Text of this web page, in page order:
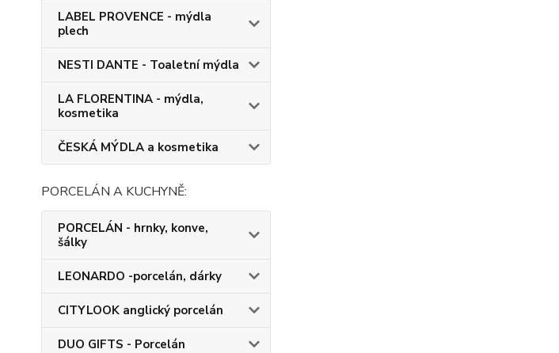
LABEL PROVENCE - mýdla
plech
NESTI DANTE - Toaletní mýdla
LA FLORENTINA - mýdla,
kosmetika
ČESKÁ MÝDLA a kosmetika
PORCELÁN A KUCHYNĚ:
PORCELÁN - hrnky, konve,
šálky
LEONARDO -porcelán, dárky
CITYLOOK anglický porcelán
DUO GIFTS - Porcelán